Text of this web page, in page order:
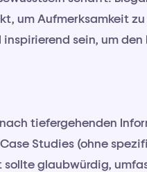
um Aufmerksamkeit
sein, um
tiefergehenden
Studies (ohne
sollte glaubwürdig,